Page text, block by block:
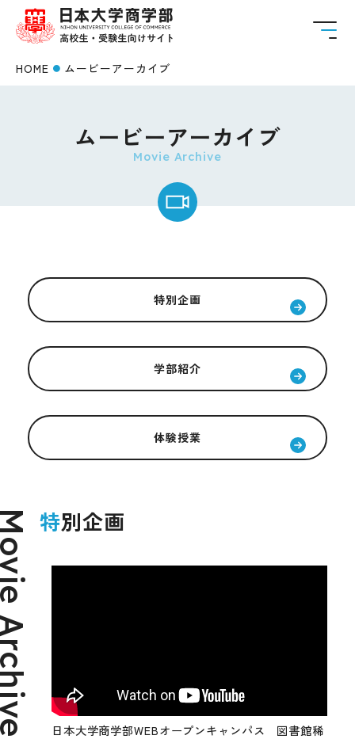
HOME ムービーアーカイブ
ムービーアーカイブ
Movie Archive
特別企画
学部紹介
体験授業
特別企画
日本大学商学部WEBオープンキャンパス 図書館稀